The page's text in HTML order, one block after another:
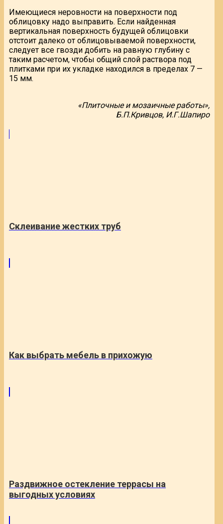
Имеющиеся неровности на поверхности под
облицовку надо выправить. Если найденная
вертикальная поверхность будущей облицовки
отстоит далеко от облицовываемой поверхности,
следует все гвозди добить на равную глубину с
таким расчетом, чтобы общий слой раствора под
плитками при их укладке находился в пределах 7 —
15 мм.
«Плиточные и мозаичные работы»,
Б.П.Кривцов, И.Г.Шапиро
Склеивание жестких труб
Как выбрать мебель в прихожую
Раздвижное остекление террасы на
выгодных условиях